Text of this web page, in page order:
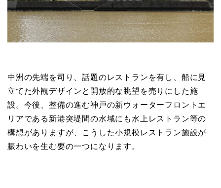
中洲の先端を司り、話題のレストランを有し、船に見
立てた外観デザインと開放的な眺望を売りにした施
設。今後、整備の進む神戸の新ウォーターフロントエ
リアである新港突堤間の水域にも水上レストラン等の
構想がありますが、こうした小規模レストラン施設が
賑わいを生む要の一つになります。